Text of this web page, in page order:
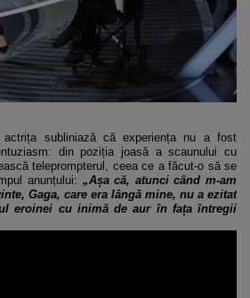
actrița subliniază că experiența nu a fost
din poziția joasă a scaunului cu
teleprompterul, ceea ce a făcut-o să se
anunțului: „Așa că, atunci când m-am
Gaga, care era lângă mine, nu a ezitat
eroinei cu inimă de aur în fața întregii